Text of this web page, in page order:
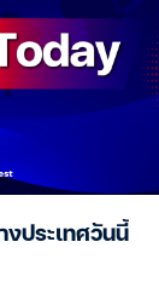
งประเทศวันนี้